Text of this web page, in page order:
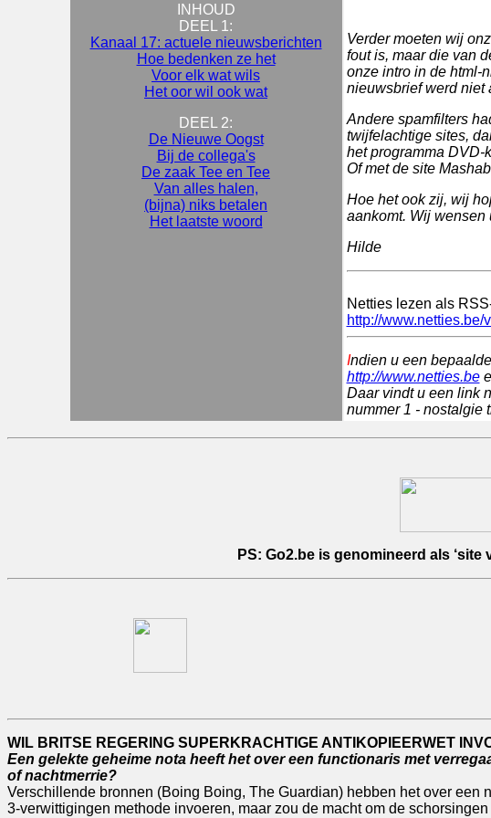
INHOUD
DEEL 1:
Kanaal 17: actuele nieuwsberichten
Hoe bedenken ze het
Voor elk wat wils
Het oor wil ook wat
DEEL 2:
De Nieuwe Oogst
Bij de collega's
De zaak Tee en Tee
Van alles halen,
(bijna) niks betalen
Het laatste woord
Verder moeten wij
fout is, maar die van
onze intro in de html-
nieuwsbrief werd niet
Andere spamfilters
twijfelachtige sites,
het programma DVD-
Of met de site
Hoe het ook zij, wij
aankomt. Wij wensen
Hilde
Netties lezen als
http://www.netties.be/
Indien u een
http://www.netties.be
Daar vindt u een link
nummer 1 - nostalgie
PS: Go2.be is genomineerd als
WIL BRITSE REGERING SUPERKRACHTIGE ANTIKOPIEERWET
Een gelekte geheime nota heeft het over een functionaris met
of nachtmerrie?
Verschillende bronnen (Boing Boing, The Guardian) hebben het over
3-verwittigingen methode invoeren, maar zou de macht om de